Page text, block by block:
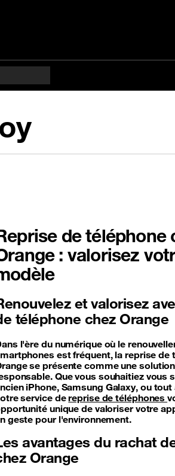
de téléphone
: valorisez
et valorisez
téléphone chez Orange
l'ère du numérique où le
est fréquent, la reprise de
se présente comme une
Que vous souhaitiez vous
iPhone, Samsung Galaxy, ou
service dereprise de téléphones
unique de valoriser votre
geste pour l'environnement.
avantages du rachat
Orange